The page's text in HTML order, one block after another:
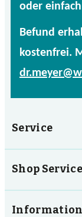
oder
Befund
kostenfrei.
Service
Shop Service